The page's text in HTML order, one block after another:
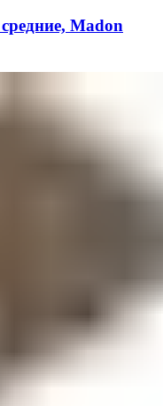
Madon